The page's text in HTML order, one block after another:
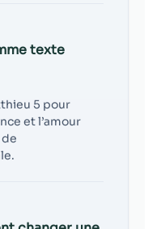
texte
5 pour
et l’amour